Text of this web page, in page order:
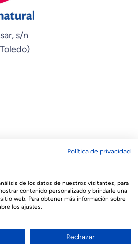
s/n
English(Anglais
Política de privacidad
de los datos de nuestros visitantes, para
contenido personalizado y brindarle una
web. Para obtener más información sobre
los ajustes.
Rechazar